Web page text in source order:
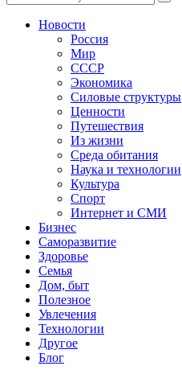
Новости
Россия
Мир
СССР
Экономика
Силовые структуры
Ценности
Путешествия
Из жизни
Среда обитания
Наука и технологии
Культура
Спорт
Интернет и СМИ
Бизнес
Саморазвитие
Здоровье
Семья
Дом, быт
Полезное
Увлечения
Технологии
Другое
Блог